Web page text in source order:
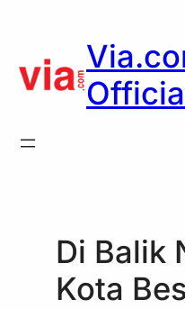
content
Di Balik
Kota